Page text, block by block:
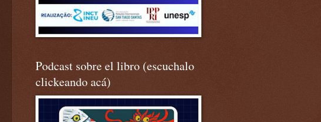
Podcast sobre el libro (escuchalo
clickeando acá)